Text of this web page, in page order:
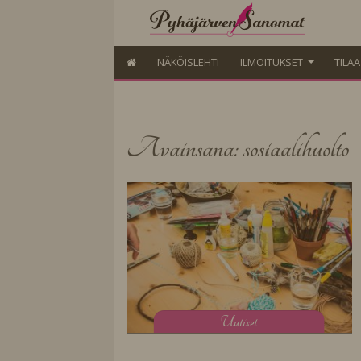
NÄKÖISLEHTI ILMOITUKSET
Avainsana: sosiaalihuolto
Uutiset